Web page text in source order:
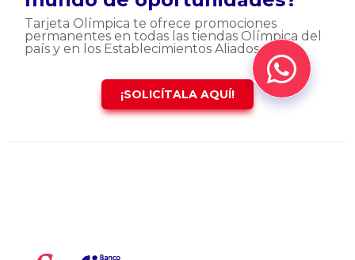
Tarjeta Olímpica te ofrece promociones
permanentes en todas las tiendas Olímpica del
país y en los Establecimientos Aliados
¡SOLICÍTALA AQUÍ!